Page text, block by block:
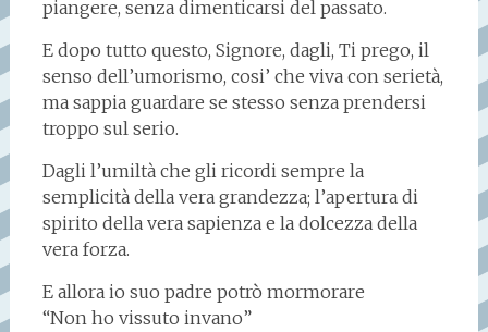
piangere, senza dimenticarsi del passato.
E dopo tutto questo, Signore, dagli, Ti prego, il
senso dell’umorismo, cosi’ che viva con serietà,
ma sappia guardare se stesso senza prendersi
troppo sul serio.
Dagli l’umiltà che gli ricordi sempre la
semplicità della vera grandezza; l’apertura di
spirito della vera sapienza e la dolcezza della
vera forza.
E allora io suo padre potrò mormorare
“Non ho vissuto invano”